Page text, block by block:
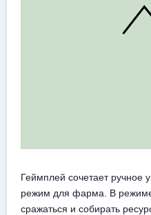
Геймплей сочетает ручное
режим для фарма. В
сражаться и собирать